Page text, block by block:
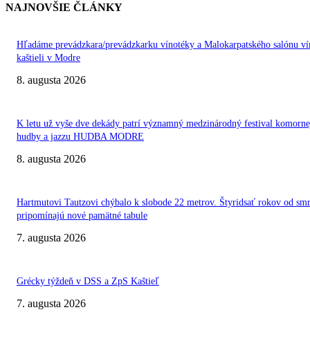
NAJNOVŠIE ČLÁNKY
Hľadáme prevádzkara/prevádzkarku vínotéky a Malokarpatského salónu
kaštieli v Modre
8. augusta 2026
K letu už vyše dve dekády patrí významný medzinárodný festival
hudby a jazzu HUDBA MODRE
8. augusta 2026
Hartmutovi Tautzovi chýbalo k slobode 22 metrov. Štyridsať rokov od
pripomínajú nové pamätné tabule
7. augusta 2026
Grécky týždeň v DSS a ZpS Kaštieľ
7. augusta 2026